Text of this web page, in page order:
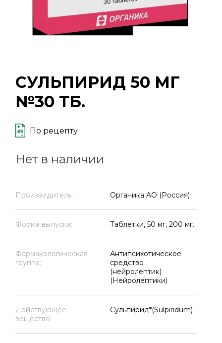
СУЛЬПИРИД 50 МГ
№30 ТБ.
По рецепту
Нет в наличии
Производитель: Органика АО (Россия)
Форма выпуска: Таблетки, 50 мг, 200 мг.
Фармакологическая
группа:
Антипсихотическое
средство
(нейролептик)
(Нейролептики)
Действующее
вещество:
Сульпирид*(Sulpiridum)